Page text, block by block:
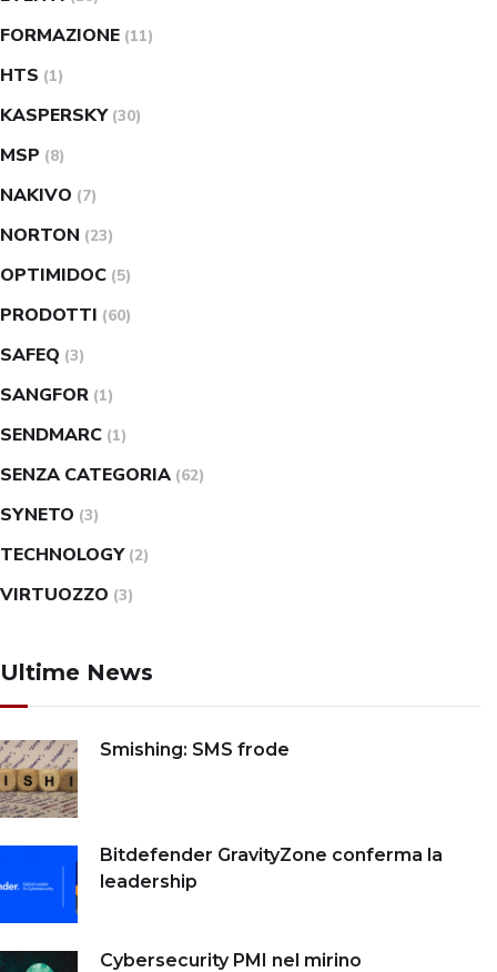
FORMAZIONE (11)
HTS (1)
KASPERSKY (30)
MSP (8)
NAKIVO (7)
NORTON (23)
OPTIMIDOC (5)
PRODOTTI (60)
SAFEQ (3)
SANGFOR (1)
SENDMARC (1)
SENZA CATEGORIA (62)
SYNETO (3)
TECHNOLOGY (2)
VIRTUOZZO (3)
Ultime News
Smishing: SMS frode
Bitdefender GravityZone conferma la
leadership
Cybersecurity PMI nel mirino